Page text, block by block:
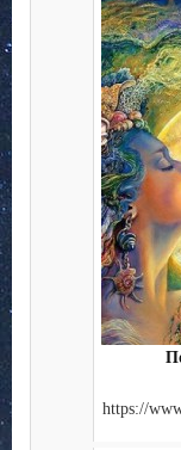
https://